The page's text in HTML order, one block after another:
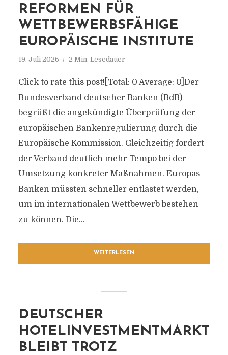
REFORMEN FÜR
WETTBEWERBSFÄHIGE
EUROPÄISCHE INSTITUTE
19. Juli 2026 2 Min. Lesedauer
Click to rate this post![Total: 0 Average: 0]Der
Bundesverband deutscher Banken (BdB)
begrüßt die angekündigte Überprüfung der
europäischen Bankenregulierung durch die
Europäische Kommission. Gleichzeitig fordert
der Verband deutlich mehr Tempo bei der
Umsetzung konkreter Maßnahmen. Europas
Banken müssten schneller entlastet werden,
um im internationalen Wettbewerb bestehen
zu können. Die...
WEITERLESEN
DEUTSCHER
HOTELINVESTMENTMARKT
BLEIBT TROTZ